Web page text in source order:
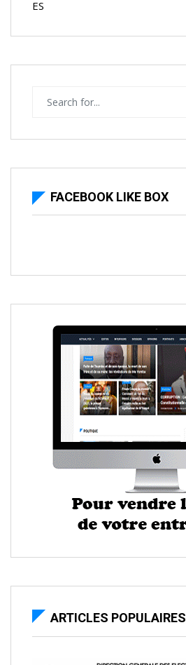
ES
FACEBOOK LIKE BOX
ARTICLES POPULAIRES